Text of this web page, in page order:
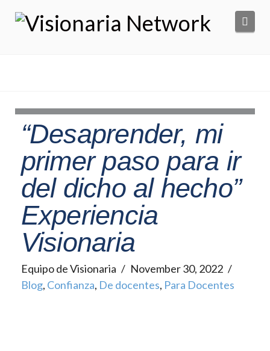
“Desaprender, mi
primer paso para ir
del dicho al hecho”
Experiencia
Visionaria
Equipo de Visionaria
November 30, 2022
Blog, Confianza, De docentes, Para Docentes